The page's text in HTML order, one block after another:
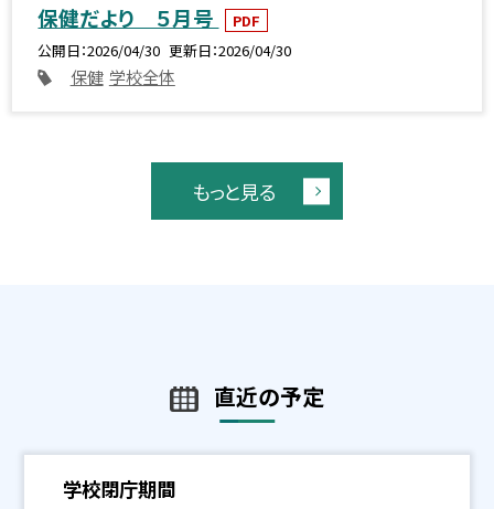
保健だより ５月号
PDF
公開日 2026/04/30 更新日 2026/04/30
保健 学校全体
もっと見る
直近の予定
学校閉庁期間